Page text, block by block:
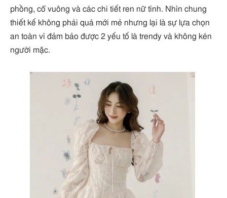
phồng, cổ vuông và các chi tiết ren nữ tính. Nhìn chung
thiết kế không phải quá mới mẻ nhưng lại là sự lựa chọn
an toàn vì đảm bảo được 2 yếu tố là trendy và không kén
người mặc.